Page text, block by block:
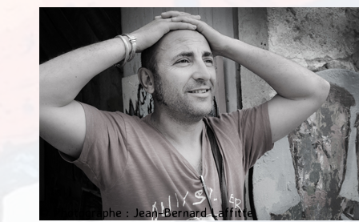
© Photographe : Jean-Bernard Laffitte